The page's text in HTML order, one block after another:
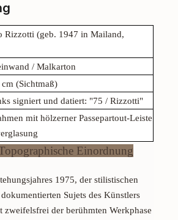
Rizzotti (geb. 1947 in Mailand,
/ Malkarton
(Sichtmaß)
signiert und datiert: "75 / Rizzotti"
mit hölzerner Passepartout-Leiste
Einordnung
1975, der stilistischen
Sujets des Künstlers
zweifelsfrei der berühmten Werkphase